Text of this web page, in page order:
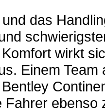
das
wirkt
Einem
Fahrer